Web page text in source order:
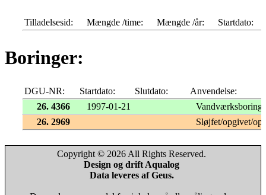
Tilladelsesid: Mængde /time: Mængde /år: Startdato:
Boringer:
DGU-NR: Startdato: Slutdato:
Anvendelse:
26. 4366
1997-01-21
Vandværksboring
26. 2969
Sløjfet/opgivet/
Copyright © 2026 All Rights Reserved.
Design og drift Aqualog
Data leveres af Geus.